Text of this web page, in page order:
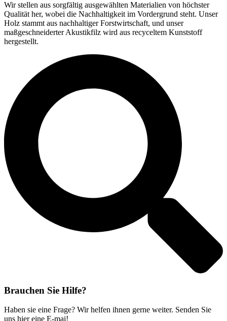
Wir stellen aus sorgfältig ausgewählten Materialien von höchster
Qualität her, wobei die Nachhaltigkeit im Vordergrund steht. Unser
Holz stammt aus nachhaltiger Forstwirtschaft, und unser
maßgeschneiderter Akustikfilz wird aus recyceltem Kunststoff
hergestellt.
Brauchen Sie Hilfe?
Haben sie eine Frage? Wir helfen ihnen gerne weiter. Senden Sie
uns hier eine E-mai!